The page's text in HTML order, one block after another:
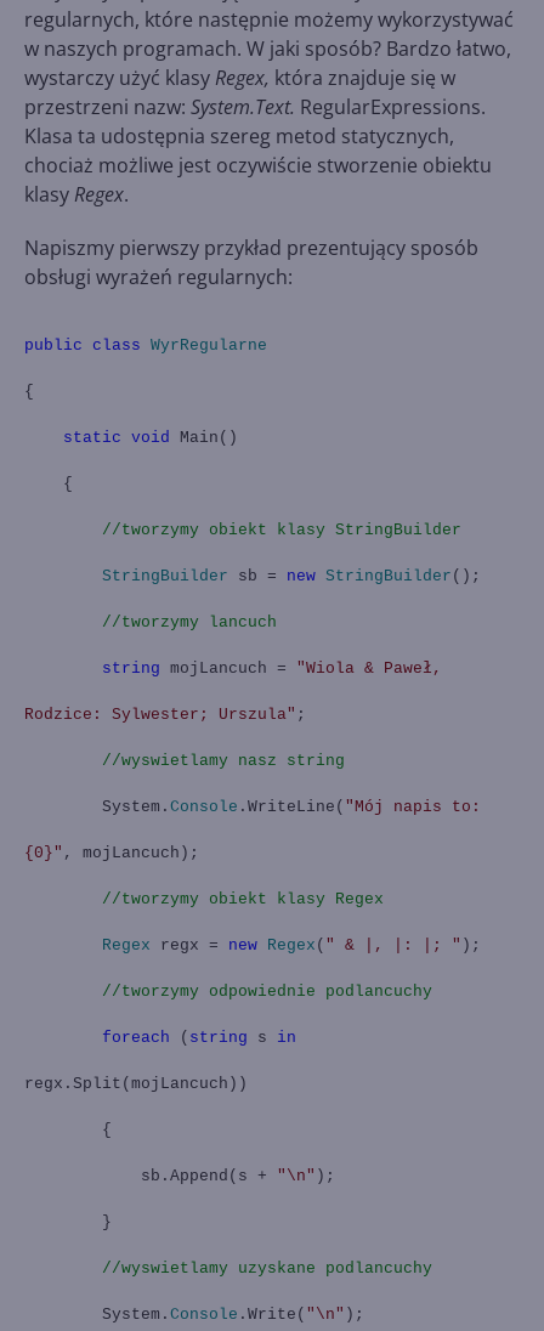
regularnych, które następnie możemy wykorzystywać
w naszych programach. W jaki sposób? Bardzo łatwo,
wystarczy użyć klasy Regex, która znajduje się w
przestrzeni nazw: System.Text. RegularExpressions.
Klasa ta udostępnia szereg metod statycznych,
chociaż możliwe jest oczywiście stworzenie obiektu
klasy Regex.
Napiszmy pierwszy przykład prezentujący sposób
obsługi wyrażeń regularnych:
public class WyrRegularne
{
static void Main()
{
//tworzymy obiekt klasy StringBuilder
StringBuilder sb = new StringBuilder ();
//tworzymy lancuch
string mojLancuch = "Wiola & Paweł,
Rodzice: Sylwester; Urszula" ;
//wyswietlamy nasz string
System. Console .WriteLine( "Mój napis to:
{0}" , mojLancuch);
//tworzymy obiekt klasy Regex
Regex regx = new Regex ( " & |, |: |; " );
//tworzymy odpowiednie podlancuchy
foreach ( string s in
regx.Split(mojLancuch))
{
sb.Append(s + "\n" );
}
//wyswietlamy uzyskane podlancuchy
System. Console .Write( "\n" );